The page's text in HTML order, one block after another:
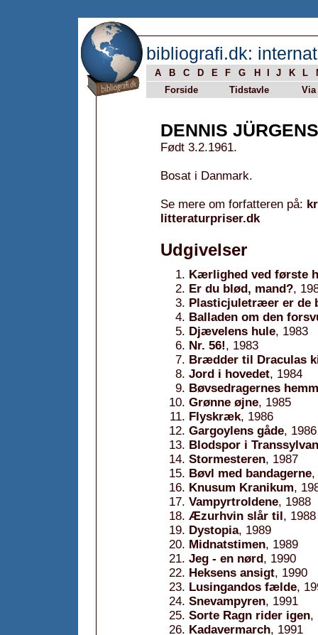
bibliografi.dk:
A B C D E F G H J K L
Forside
Tidstavle Via
DENNIS
Født 3.2.1961.
Bosat i Danmark.
Se mere om forfatteren på:
litteraturpriser.dk
Udgivelser
Kærlighed ved første
Er du blød, mand?,
Plasticjuletræer er de
Balladen om den
Djævelens hule, 1983
Nr. 56!, 1983
Brædder til Draculas
Jord i hovedet, 1984
Bøvsedragernes
Grønne øjne, 1985
Flyskræk, 1986
Gargoylens gåde, 1986
Blodspor i
Stormesteren, 1987
Bøvl med bandagerne,
Knusum Kranikum,
Vampyrtroldene, 1988
Æzurhvin slår til, 1988
Dystopia, 1989
Midnatstimen, 1989
Jeg - en nørd, 1990
Heksens ansigt, 1990
Lusingandos fælde,
Snevampyren, 1991
Sorte Ragn rider igen,
Kadavermarch, 1991